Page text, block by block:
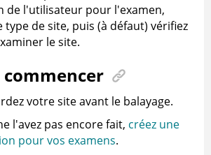
de l'utilisateur pour l'examen,
type de site, puis (à défaut) vérifiez
le site.
votre site avant le balayage.
l'avez pas encore fait, créez une
pour vos examens.